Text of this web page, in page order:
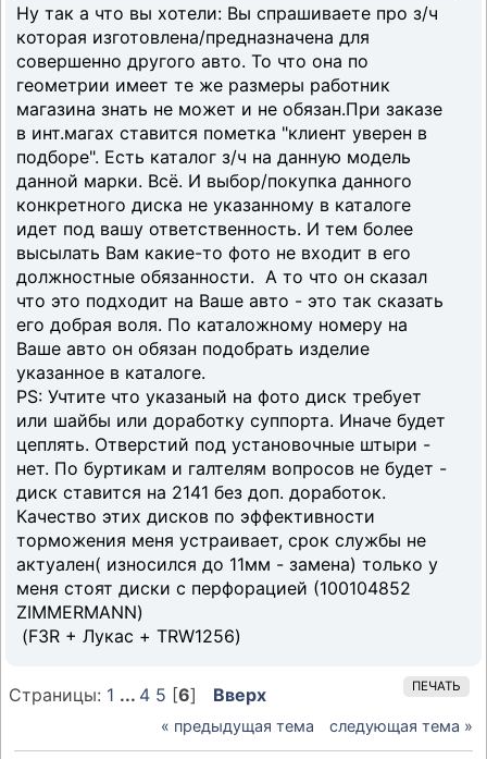
Ну так а что вы хотели: Вы спрашиваете про з/ч
которая изготовлена/предназначена для
совершенно другого авто. То что она по
геометрии имеет те же размеры работник
магазина знать не может и не обязан.При заказе
в инт.магах ставится пометка "клиент уверен в
подборе". Есть каталог з/ч на данную модель
данной марки. Всё. И выбор/покупка данного
конкретного диска не указанному в каталоге
идет под вашу ответственность. И тем более
высылать Вам какие-то фото не входит в его
должностные обязанности. А то что он сказал
что это подходит на Ваше авто - это так сказать
его добрая воля. По каталожному номеру на
Ваше авто он обязан подобрать изделие
указанное в каталоге.
PS: Учтите что указаный на фото диск требует
или шайбы или доработку суппорта. Иначе будет
цеплять. Отверстий под установочные штыри -
нет. По буртикам и галтелям вопросов не будет -
диск ставится на 2141 без доп. доработок.
Качество этих дисков по эффективности
торможения меня устраивает, срок службы не
актуален( износился до 11мм - замена) только у
меня стоят диски с перфорацией (100104852
ZIMMERMANN)
(F3R + Лукас + TRW1256)
ПЕЧАТЬ
Страницы: 1 ... 4 5 [6] Вверх
« предыдущая тема следующая тема »